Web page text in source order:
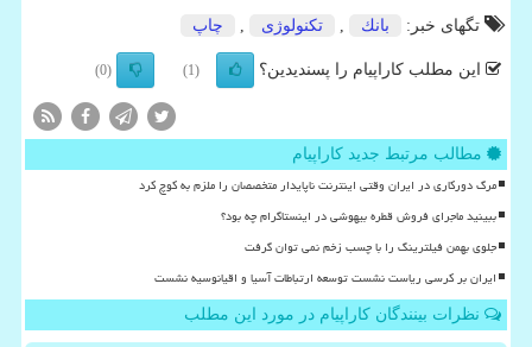
تگهای خبر:
بانك تكنولوژی چاپ
این مطلب کاراپیام را پسندیدین؟ (1)
(0)
مطالب مرتبط جدید کاراپیام
مرگ دورکاری در ایران وقتی اینترنت ناپایدار متخصصان را ملزم به کوچ کرد
ببینید ماجرای فروش قطره بیهوشی در اینستاگرام چه بود؟
جلوی بهمن فیلترینگ را با چسب زخم نمی توان گرفت
ایران بر کرسی ریاست نشست توسعه ارتباطات آسیا و اقیانوسیه نشست
نظرات بینندگان کاراپیام در مورد این مطلب